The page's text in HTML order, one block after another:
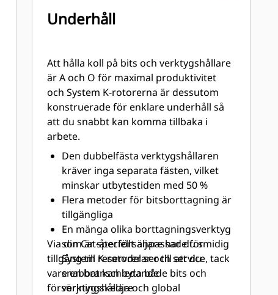
Underhåll
Att hålla koll på bits och verktygshållare
är A och O för maximal produktivitet
och System K-rotorerna är dessutom
konstruerade för enklare underhåll så
att du snabbt kan komma tillbaka i
arbete.
Den dubbelfästa verktygshållaren
kräver inga separata fästen, vilket
minskar utbytestiden med 50 %
Flera metoder för bitsborttagning är
tillgängliga
En mänga olika borttagningsverktyg
som är speciellt anpassade för
System K-rotorer ser till att du
snabbat kan byta både bits och
verktygshållare
Via din Cat-återförsäljare har du smidig
tillgång till reservdelar och service, tack
vare en branschledande
försörjningskedja och global